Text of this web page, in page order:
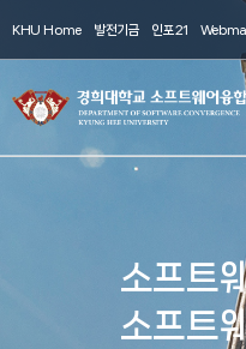
KHU Home 발전기금 인포21
학
학
소프트
소프트